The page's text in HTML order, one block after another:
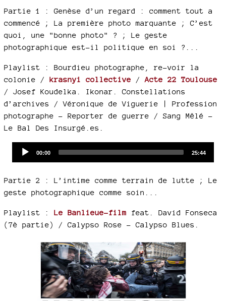
Partie 1 : Genèse d’un regard : comment tout a
commencé ; La première photo marquante ; C’est
quoi, une "bonne photo" ? ; Le geste
photographique est-il politique en soi ?...
Playlist : Bourdieu photographe, re-voir la
colonie / krasnyi collective / Acte 22 Toulouse
/ Josef Koudelka. Ikonar. Constellations
d’archives / Véronique de Viguerie | Profession
photographe - Reporter de guerre / Sang Mêlé -
Le Bal Des Insurgé.es.
Current
00:00
Total
25:44
Partie 2 : L’intime comme terrain de lutte ; Le
geste photographique comme soin...
Playlist : Le Banlieue-film feat. David Fonseca
(7è partie) / Calypso Rose - Calypso Blues.